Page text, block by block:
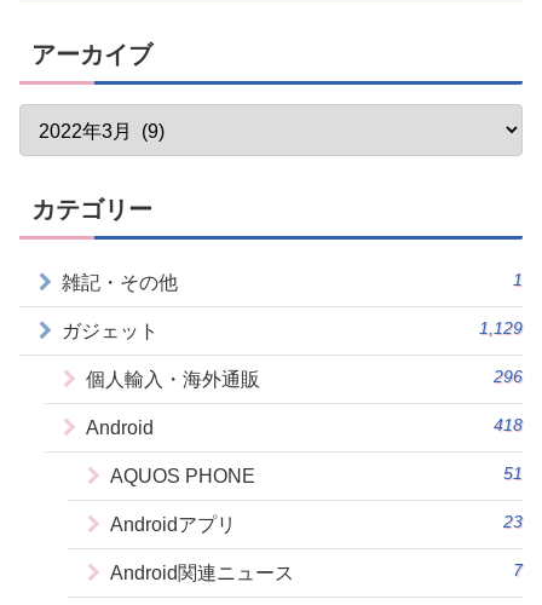
アーカイブ
カテゴリー
雑記・その他 1
ガジェット 1,129
個人輸入・海外通販 296
Android 418
AQUOS PHONE 51
Androidアプリ 23
Android関連ニュース 7